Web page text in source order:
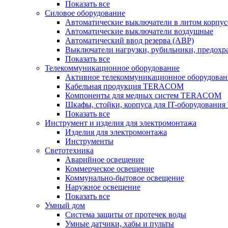
Показать все
Силовое оборудование
Автоматические выключатели в литом
Автоматические выключатели воздушные
Автоматический ввод резерва (АВР)
Выключатели нагрузки, рубильники,
Показать все
Телекоммуникационное оборудование
Активное телекоммуникационное
Кабельная продукция TERACOM
Компоненты для медных систем TERACOM
Шкафы, стойки, корпуса для IT-
Показать все
Инструмент и изделия для электромонтажа
Изделия для электромонтажа
Инструменты
Светотехника
Аварийное освещение
Коммерческое освещение
Коммунально-бытовое освещение
Наружное освещение
Показать все
Умный дом
Система защиты от протечек воды
Умные датчики, хабы и пульты